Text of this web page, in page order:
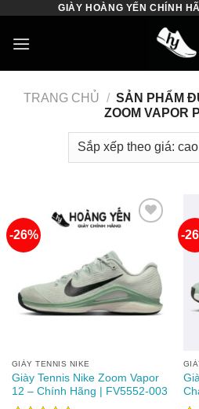
content
GIÀY HOÀNG YẾN CHÍNH
TRANG CHỦ / SẢN PHẨM
ZOOM VAPOR
-26%
Add to
wishlist
GIÀY TENNIS NIKE
Giày Tennis Nike Zoom Vapor
12 – Chính Hãng | FV5552-003
-